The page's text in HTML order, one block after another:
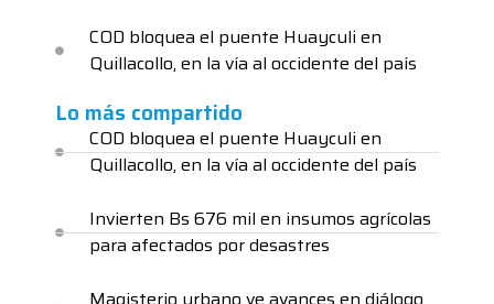
COD bloquea el puente Huayculi en
Quillacollo, en la vía al occidente del país
Lo más compartido
COD bloquea el puente Huayculi en
Quillacollo, en la vía al occidente del país
Invierten Bs 676 mil en insumos agrícolas
para afectados por desastres